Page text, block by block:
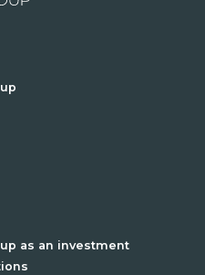
as an investment